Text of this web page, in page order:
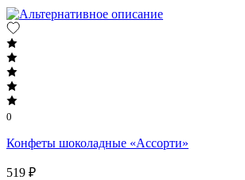
0
Конфеты шоколадные «Ассорти»
519 ₽